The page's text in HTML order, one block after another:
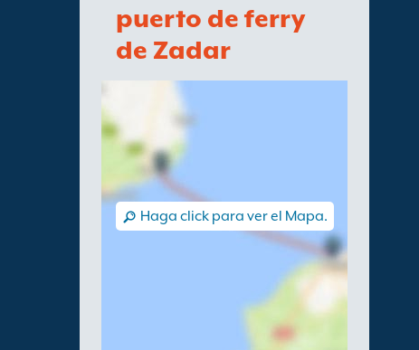
puerto de ferry
de Zadar
Haga click para ver el Mapa.